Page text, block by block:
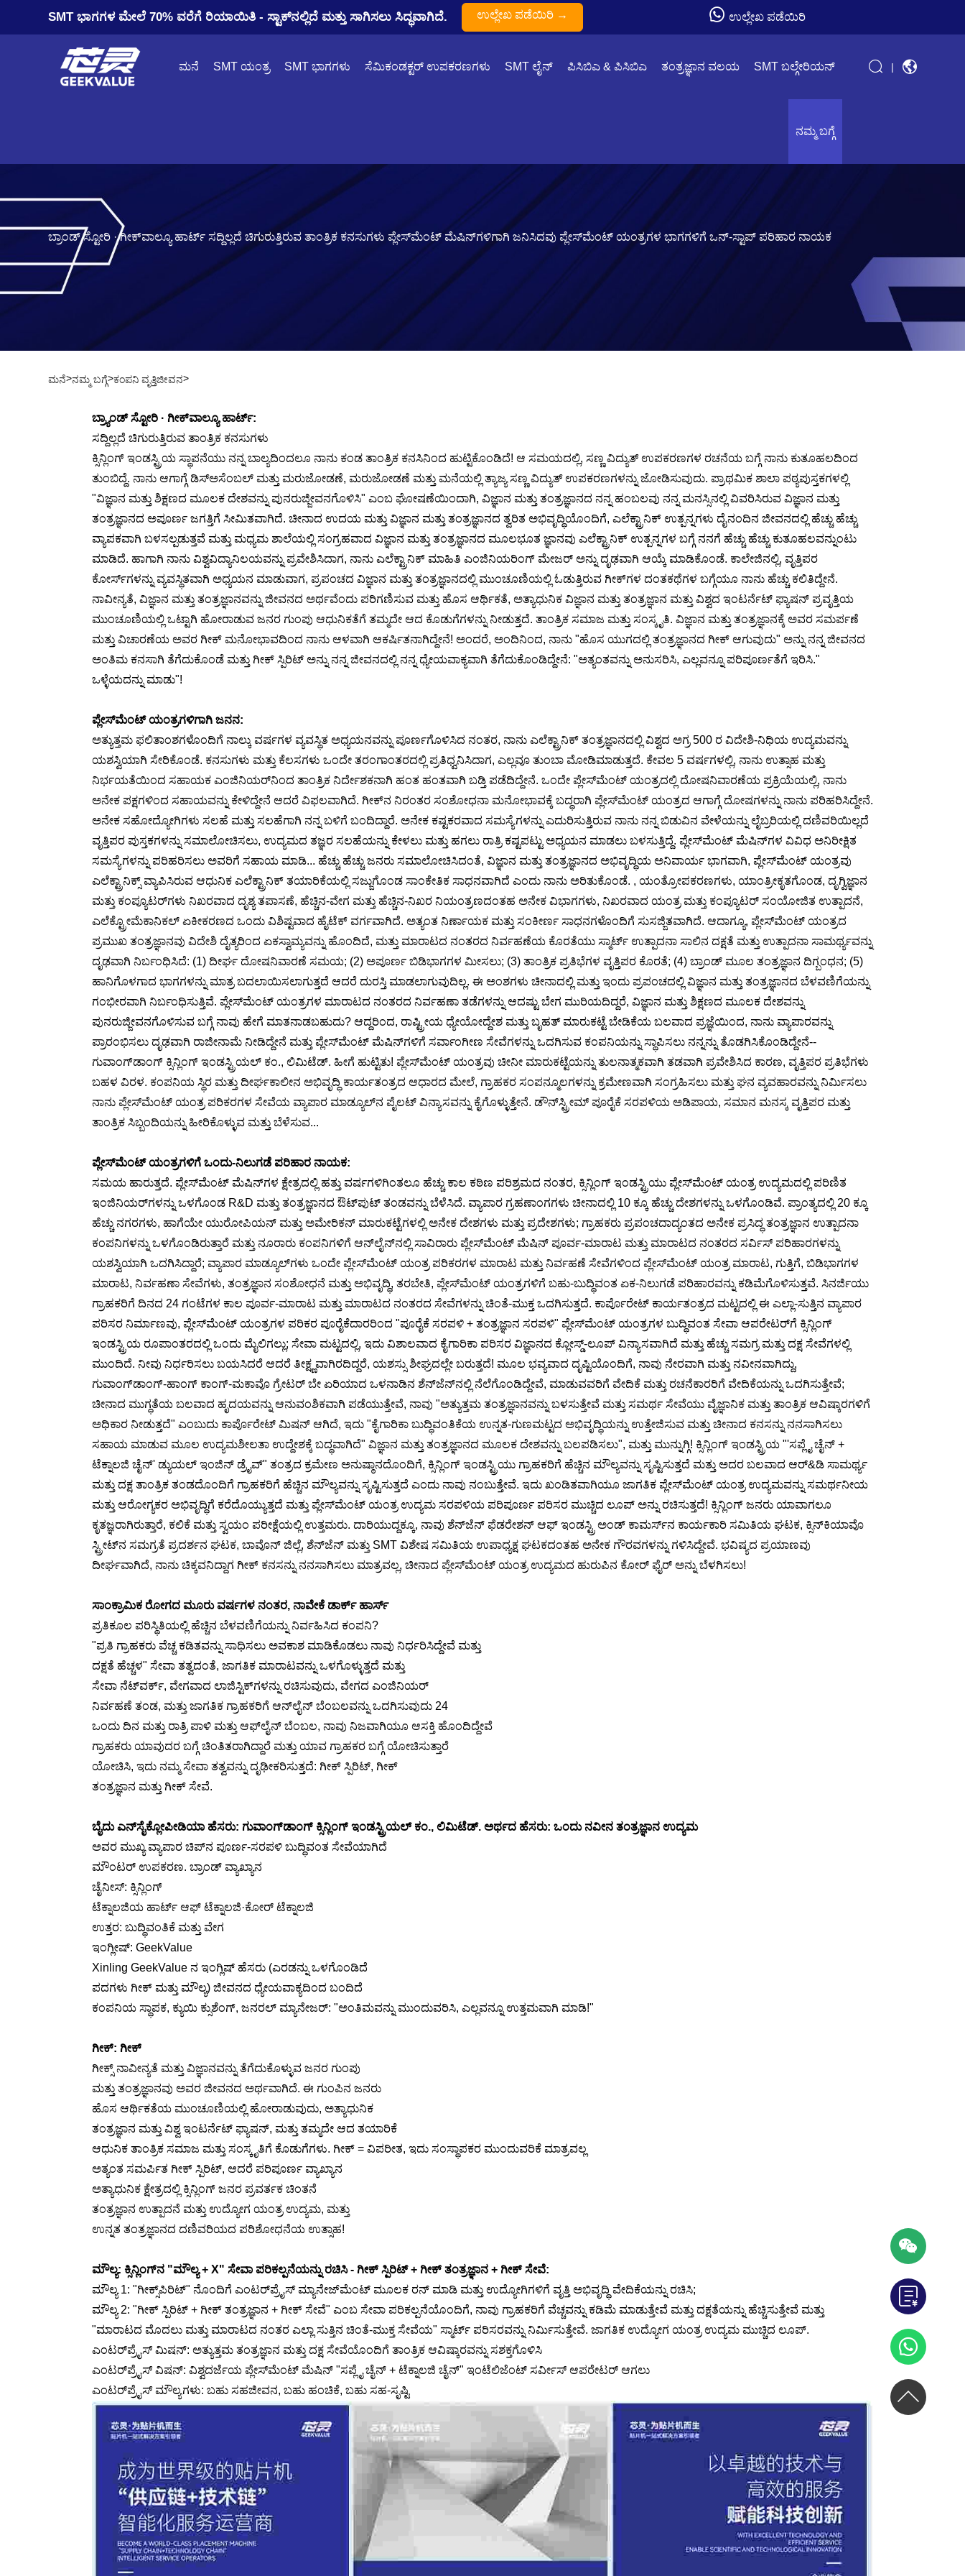
SMT ಭಾಗಗಳ ಮೇಲೆ 70% ವರೆಗೆ ರಿಯಾಯಿತಿ - ಸ್ಟಾಕ್‌ನಲ್ಲಿದೆ ಮತ್ತು ಸಾಗಿಸಲು ಸಿದ್ಧವಾಗಿದೆ. ಉಲ್ಲೇಖ ಪಡೆಯಿರಿ → ಉಲ್ಲೇಖ ಪಡೆಯಿರಿ
ಮನೆ SMT ಯಂತ್ರ SMT ಭಾಗಗಳು ಸೆಮಿಕಂಡಕ್ಟರ್ ಉಪಕರಣಗಳು SMT ಲೈನ್ ಪಿಸಿಬಿಎ & ಪಿಸಿಬಿಎ ತಂತ್ರಜ್ಞಾನ ವಲಯ SMT ಬಲ್ಗೇರಿಯನ್
ನಮ್ಮ ಬಗ್ಗೆ
|
ಬ್ರಾಂಡ್ ಸ್ಟೋರಿ · ಗೀಕ್‌ವಾಲ್ಯೂ ಹಾರ್ಟ್ ಸದ್ದಿಲ್ಲದೆ ಚಿಗುರುತ್ತಿರುವ ತಾಂತ್ರಿಕ ಕನಸುಗಳು ಪ್ಲೇಸ್‌ಮೆಂಟ್ ಮೆಷಿನ್‌ಗಳಿಗಾಗಿ ಜನಿಸಿದವು ಪ್ಲೇಸ್‌ಮೆಂಟ್ ಯಂತ್ರಗಳ ಭಾಗಗಳಿಗೆ ಒನ್-ಸ್ಟಾಪ್ ಪರಿಹಾರ ನಾಯಕ
ಮನೆ>ನಮ್ಮ ಬಗ್ಗೆ>ಕಂಪನಿ ವೃತ್ತಿಜೀವನ>
ಬ್ರ್ಯಾಂಡ್ ಸ್ಟೋರಿ · ಗೀಕ್‌ವಾಲ್ಯೂ ಹಾರ್ಟ್:
ಸದ್ದಿಲ್ಲದೆ ಚಿಗುರುತ್ತಿರುವ ತಾಂತ್ರಿಕ ಕನಸುಗಳು
ಕ್ಸಿನ್ಲಿಂಗ್ ಇಂಡಸ್ಟ್ರಿಯ ಸ್ಥಾಪನೆಯು ನನ್ನ ಬಾಲ್ಯದಿಂದಲೂ ನಾನು ಕಂಡ ತಾಂತ್ರಿಕ ಕನಸಿನಿಂದ ಹುಟ್ಟಿಕೊಂಡಿದೆ! ಆ ಸಮಯದಲ್ಲಿ, ಸಣ್ಣ ವಿದ್ಯುತ್ ಉಪಕರಣಗಳ ರಚನೆಯ ಬಗ್ಗೆ ನಾನು ಕುತೂಹಲದಿಂದ
ತುಂಬಿದ್ದೆ. ನಾನು ಆಗಾಗ್ಗೆ ಡಿಸ್ಅಸೆಂಬಲ್ ಮತ್ತು ಮರುಜೋಡಣೆ, ಮರುಜೋಡಣೆ ಮತ್ತು ಮನೆಯಲ್ಲಿ ತ್ಯಾಜ್ಯ ಸಣ್ಣ ವಿದ್ಯುತ್ ಉಪಕರಣಗಳನ್ನು ಜೋಡಿಸುವುದು. ಪ್ರಾಥಮಿಕ ಶಾಲಾ ಪಠ್ಯಪುಸ್ತಕಗಳಲ್ಲಿ
"ವಿಜ್ಞಾನ ಮತ್ತು ಶಿಕ್ಷಣದ ಮೂಲಕ ದೇಶವನ್ನು ಪುನರುಜ್ಜೀವನಗೊಳಿಸಿ" ಎಂಬ ಘೋಷಣೆಯಿಂದಾಗಿ, ವಿಜ್ಞಾನ ಮತ್ತು ತಂತ್ರಜ್ಞಾನದ ನನ್ನ ಹಂಬಲವು ನನ್ನ ಮನಸ್ಸಿನಲ್ಲಿ ವಿವರಿಸಿರುವ ವಿಜ್ಞಾನ ಮತ್ತು
ತಂತ್ರಜ್ಞಾನದ ಅಪೂರ್ಣ ಜಗತ್ತಿಗೆ ಸೀಮಿತವಾಗಿದೆ. ಚೀನಾದ ಉದಯ ಮತ್ತು ವಿಜ್ಞಾನ ಮತ್ತು ತಂತ್ರಜ್ಞಾನದ ತ್ವರಿತ ಅಭಿವೃದ್ಧಿಯೊಂದಿಗೆ, ಎಲೆಕ್ಟ್ರಾನಿಕ್ ಉತ್ಪನ್ನಗಳು ದೈನಂದಿನ ಜೀವನದಲ್ಲಿ ಹೆಚ್ಚು ಹೆಚ್ಚು
ವ್ಯಾಪಕವಾಗಿ ಬಳಸಲ್ಪಡುತ್ತವೆ ಮತ್ತು ಮಧ್ಯಮ ಶಾಲೆಯಲ್ಲಿ ಸಂಗ್ರಹವಾದ ವಿಜ್ಞಾನ ಮತ್ತು ತಂತ್ರಜ್ಞಾನದ ಮೂಲಭೂತ ಜ್ಞಾನವು ಎಲೆಕ್ಟ್ರಾನಿಕ್ ಉತ್ಪನ್ನಗಳ ಬಗ್ಗೆ ನನಗೆ ಹೆಚ್ಚು ಹೆಚ್ಚು ಕುತೂಹಲವನ್ನುಂಟು
ಮಾಡಿದೆ. ಹಾಗಾಗಿ ನಾನು ವಿಶ್ವವಿದ್ಯಾನಿಲಯವನ್ನು ಪ್ರವೇಶಿಸಿದಾಗ, ನಾನು ಎಲೆಕ್ಟ್ರಾನಿಕ್ ಮಾಹಿತಿ ಎಂಜಿನಿಯರಿಂಗ್ ಮೇಜರ್ ಅನ್ನು ದೃಢವಾಗಿ ಆಯ್ಕೆ ಮಾಡಿಕೊಂಡೆ. ಕಾಲೇಜಿನಲ್ಲಿ, ವೃತ್ತಿಪರ
ಕೋರ್ಸ್‌ಗಳನ್ನು ವ್ಯವಸ್ಥಿತವಾಗಿ ಅಧ್ಯಯನ ಮಾಡುವಾಗ, ಪ್ರಪಂಚದ ವಿಜ್ಞಾನ ಮತ್ತು ತಂತ್ರಜ್ಞಾನದಲ್ಲಿ ಮುಂಚೂಣಿಯಲ್ಲಿ ಓಡುತ್ತಿರುವ ಗೀಕ್‌ಗಳ ದಂತಕಥೆಗಳ ಬಗ್ಗೆಯೂ ನಾನು ಹೆಚ್ಚು ಕಲಿತಿದ್ದೇನೆ.
ನಾವೀನ್ಯತೆ, ವಿಜ್ಞಾನ ಮತ್ತು ತಂತ್ರಜ್ಞಾನವನ್ನು ಜೀವನದ ಅರ್ಥವೆಂದು ಪರಿಗಣಿಸುವ ಮತ್ತು ಹೊಸ ಆರ್ಥಿಕತೆ, ಅತ್ಯಾಧುನಿಕ ವಿಜ್ಞಾನ ಮತ್ತು ತಂತ್ರಜ್ಞಾನ ಮತ್ತು ವಿಶ್ವದ ಇಂಟರ್ನೆಟ್ ಫ್ಯಾಷನ್ ಪ್ರವೃತ್ತಿಯ
ಮುಂಚೂಣಿಯಲ್ಲಿ ಒಟ್ಟಾಗಿ ಹೋರಾಡುವ ಜನರ ಗುಂಪು ಆಧುನಿಕತೆಗೆ ತಮ್ಮದೇ ಆದ ಕೊಡುಗೆಗಳನ್ನು ನೀಡುತ್ತದೆ. ತಾಂತ್ರಿಕ ಸಮಾಜ ಮತ್ತು ಸಂಸ್ಕೃತಿ. ವಿಜ್ಞಾನ ಮತ್ತು ತಂತ್ರಜ್ಞಾನಕ್ಕೆ ಅವರ ಸಮರ್ಪಣೆ
ಮತ್ತು ವಿಚಾರಣೆಯ ಅವರ ಗೀಕ್ ಮನೋಭಾವದಿಂದ ನಾನು ಆಳವಾಗಿ ಆಕರ್ಷಿತನಾಗಿದ್ದೇನೆ! ಅಂದರೆ, ಅಂದಿನಿಂದ, ನಾನು "ಹೊಸ ಯುಗದಲ್ಲಿ ತಂತ್ರಜ್ಞಾನದ ಗೀಕ್ ಆಗುವುದು" ಅನ್ನು ನನ್ನ ಜೀವನದ
ಅಂತಿಮ ಕನಸಾಗಿ ತೆಗೆದುಕೊಂಡೆ ಮತ್ತು ಗೀಕ್ ಸ್ಪಿರಿಟ್ ಅನ್ನು ನನ್ನ ಜೀವನದಲ್ಲಿ ನನ್ನ ಧ್ಯೇಯವಾಕ್ಯವಾಗಿ ತೆಗೆದುಕೊಂಡಿದ್ದೇನೆ: "ಅತ್ಯಂತವನ್ನು ಅನುಸರಿಸಿ, ಎಲ್ಲವನ್ನೂ ಪರಿಪೂರ್ಣತೆಗೆ ಇರಿಸಿ."
ಒಳ್ಳೆಯದನ್ನು ಮಾಡು"!
ಪ್ಲೇಸ್‌ಮೆಂಟ್ ಯಂತ್ರಗಳಿಗಾಗಿ ಜನನ:
ಅತ್ಯುತ್ತಮ ಫಲಿತಾಂಶಗಳೊಂದಿಗೆ ನಾಲ್ಕು ವರ್ಷಗಳ ವ್ಯವಸ್ಥಿತ ಅಧ್ಯಯನವನ್ನು ಪೂರ್ಣಗೊಳಿಸಿದ ನಂತರ, ನಾನು ಎಲೆಕ್ಟ್ರಾನಿಕ್ ತಂತ್ರಜ್ಞಾನದಲ್ಲಿ ವಿಶ್ವದ ಅಗ್ರ 500 ರ ವಿದೇಶಿ-ನಿಧಿಯ ಉದ್ಯಮವನ್ನು
ಯಶಸ್ವಿಯಾಗಿ ಸೇರಿಕೊಂಡೆ. ಕನಸುಗಳು ಮತ್ತು ಕೆಲಸಗಳು ಒಂದೇ ತರಂಗಾಂತರದಲ್ಲಿ ಪ್ರತಿಧ್ವನಿಸಿದಾಗ, ಎಲ್ಲವೂ ತುಂಬಾ ಮೋಡಿಮಾಡುತ್ತದೆ. ಕೇವಲ 5 ವರ್ಷಗಳಲ್ಲಿ, ನಾನು ಉತ್ಸಾಹ ಮತ್ತು
ನಿರ್ಭಯತೆಯಿಂದ ಸಹಾಯಕ ಎಂಜಿನಿಯರ್‌ನಿಂದ ತಾಂತ್ರಿಕ ನಿರ್ದೇಶಕನಾಗಿ ಹಂತ ಹಂತವಾಗಿ ಬಡ್ತಿ ಪಡೆದಿದ್ದೇನೆ. ಒಂದೇ ಪ್ಲೇಸ್‌ಮೆಂಟ್ ಯಂತ್ರದಲ್ಲಿ ದೋಷನಿವಾರಣೆಯ ಪ್ರಕ್ರಿಯೆಯಲ್ಲಿ, ನಾನು
ಅನೇಕ ಪಕ್ಷಗಳಿಂದ ಸಹಾಯವನ್ನು ಕೇಳಿದ್ದೇನೆ ಆದರೆ ವಿಫಲವಾಗಿದೆ. ಗೀಕ್‌ನ ನಿರಂತರ ಸಂಶೋಧನಾ ಮನೋಭಾವಕ್ಕೆ ಬದ್ಧರಾಗಿ ಪ್ಲೇಸ್‌ಮೆಂಟ್ ಯಂತ್ರದ ಆಗಾಗ್ಗೆ ದೋಷಗಳನ್ನು ನಾನು ಪರಿಹರಿಸಿದ್ದೇನೆ.
ಅನೇಕ ಸಹೋದ್ಯೋಗಿಗಳು ಸಲಹೆ ಮತ್ತು ಸಲಹೆಗಾಗಿ ನನ್ನ ಬಳಿಗೆ ಬಂದಿದ್ದಾರೆ. ಅನೇಕ ಕಷ್ಟಕರವಾದ ಸಮಸ್ಯೆಗಳನ್ನು ಎದುರಿಸುತ್ತಿರುವ ನಾನು ನನ್ನ ಬಿಡುವಿನ ವೇಳೆಯನ್ನು ಲೈಬ್ರರಿಯಲ್ಲಿ ದಣಿವರಿಯಿಲ್ಲದೆ
ವೃತ್ತಿಪರ ಪುಸ್ತಕಗಳನ್ನು ಸಮಾಲೋಚಿಸಲು, ಉದ್ಯಮದ ತಜ್ಞರ ಸಲಹೆಯನ್ನು ಕೇಳಲು ಮತ್ತು ಹಗಲು ರಾತ್ರಿ ಕಷ್ಟಪಟ್ಟು ಅಧ್ಯಯನ ಮಾಡಲು ಬಳಸುತ್ತಿದ್ದೆ. ಪ್ಲೇಸ್‌ಮೆಂಟ್ ಮೆಷಿನ್‌ಗಳ ವಿವಿಧ ಅನಿರೀಕ್ಷಿತ
ಸಮಸ್ಯೆಗಳನ್ನು ಪರಿಹರಿಸಲು ಅವರಿಗೆ ಸಹಾಯ ಮಾಡಿ... ಹೆಚ್ಚು ಹೆಚ್ಚು ಜನರು ಸಮಾಲೋಚಿಸಿದಂತೆ, ವಿಜ್ಞಾನ ಮತ್ತು ತಂತ್ರಜ್ಞಾನದ ಅಭಿವೃದ್ಧಿಯ ಅನಿವಾರ್ಯ ಭಾಗವಾಗಿ, ಪ್ಲೇಸ್‌ಮೆಂಟ್ ಯಂತ್ರವು
ಎಲೆಕ್ಟ್ರಾನಿಕ್ಸ್ ವ್ಯಾಪಿಸಿರುವ ಆಧುನಿಕ ಎಲೆಕ್ಟ್ರಾನಿಕ್ ತಯಾರಿಕೆಯಲ್ಲಿ ಸಜ್ಜುಗೊಂಡ ಸಾಂಕೇತಿಕ ಸಾಧನವಾಗಿದೆ ಎಂದು ನಾನು ಅರಿತುಕೊಂಡೆ. , ಯಂತ್ರೋಪಕರಣಗಳು, ಯಾಂತ್ರೀಕೃತಗೊಂಡ, ದೃಗ್ವಿಜ್ಞಾನ
ಮತ್ತು ಕಂಪ್ಯೂಟರ್‌ಗಳು ನಿಖರವಾದ ದೃಶ್ಯ ತಪಾಸಣೆ, ಹೆಚ್ಚಿನ-ವೇಗ ಮತ್ತು ಹೆಚ್ಚಿನ-ನಿಖರ ನಿಯಂತ್ರಣದಂತಹ ಅನೇಕ ವಿಭಾಗಗಳು, ನಿಖರವಾದ ಯಂತ್ರ ಮತ್ತು ಕಂಪ್ಯೂಟರ್ ಸಂಯೋಜಿತ ಉತ್ಪಾದನೆ,
ಎಲೆಕ್ಟ್ರೋಮೆಕಾನಿಕಲ್ ಏಕೀಕರಣದ ಒಂದು ವಿಶಿಷ್ಟವಾದ ಹೈಟೆಕ್ ವರ್ಗವಾಗಿದೆ. ಅತ್ಯಂತ ನಿರ್ಣಾಯಕ ಮತ್ತು ಸಂಕೀರ್ಣ ಸಾಧನಗಳೊಂದಿಗೆ ಸುಸಜ್ಜಿತವಾಗಿದೆ. ಆದಾಗ್ಯೂ, ಪ್ಲೇಸ್‌ಮೆಂಟ್ ಯಂತ್ರದ
ಪ್ರಮುಖ ತಂತ್ರಜ್ಞಾನವು ವಿದೇಶಿ ದೈತ್ಯರಿಂದ ಏಕಸ್ವಾಮ್ಯವನ್ನು ಹೊಂದಿದೆ, ಮತ್ತು ಮಾರಾಟದ ನಂತರದ ನಿರ್ವಹಣೆಯ ಕೊರತೆಯು ಸ್ಮಾರ್ಟ್ ಉತ್ಪಾದನಾ ಸಾಲಿನ ದಕ್ಷತೆ ಮತ್ತು ಉತ್ಪಾದನಾ ಸಾಮರ್ಥ್ಯವನ್ನು
ದೃಢವಾಗಿ ನಿರ್ಬಂಧಿಸಿದೆ: (1) ದೀರ್ಘ ದೋಷನಿವಾರಣೆ ಸಮಯ; (2) ಅಪೂರ್ಣ ಬಿಡಿಭಾಗಗಳ ಮೀಸಲು; (3) ತಾಂತ್ರಿಕ ಪ್ರತಿಭೆಗಳ ವೃತ್ತಿಪರ ಕೊರತೆ; (4) ಬ್ರಾಂಡ್ ಮೂಲ ತಂತ್ರಜ್ಞಾನ ದಿಗ್ಬಂಧನ; (5)
ಹಾನಿಗೊಳಗಾದ ಭಾಗಗಳನ್ನು ಮಾತ್ರ ಬದಲಾಯಿಸಲಾಗುತ್ತದೆ ಆದರೆ ದುರಸ್ತಿ ಮಾಡಲಾಗುವುದಿಲ್ಲ. ಈ ಅಂಶಗಳು ಚೀನಾದಲ್ಲಿ ಮತ್ತು ಇಂದು ಪ್ರಪಂಚದಲ್ಲಿ ವಿಜ್ಞಾನ ಮತ್ತು ತಂತ್ರಜ್ಞಾನದ ಬೆಳವಣಿಗೆಯನ್ನು
ಗಂಭೀರವಾಗಿ ನಿರ್ಬಂಧಿಸುತ್ತಿವೆ. ಪ್ಲೇಸ್‌ಮೆಂಟ್ ಯಂತ್ರಗಳ ಮಾರಾಟದ ನಂತರದ ನಿರ್ವಹಣಾ ತಡೆಗಳನ್ನು ಆದಷ್ಟು ಬೇಗ ಮುರಿಯದಿದ್ದರೆ, ವಿಜ್ಞಾನ ಮತ್ತು ಶಿಕ್ಷಣದ ಮೂಲಕ ದೇಶವನ್ನು
ಪುನರುಜ್ಜೀವನಗೊಳಿಸುವ ಬಗ್ಗೆ ನಾವು ಹೇಗೆ ಮಾತನಾಡಬಹುದು? ಆದ್ದರಿಂದ, ರಾಷ್ಟ್ರೀಯ ಧ್ಯೇಯೋದ್ದೇಶ ಮತ್ತು ಬೃಹತ್ ಮಾರುಕಟ್ಟೆ ಬೇಡಿಕೆಯ ಬಲವಾದ ಪ್ರಜ್ಞೆಯಿಂದ, ನಾನು ವ್ಯಾಪಾರವನ್ನು
ಪ್ರಾರಂಭಿಸಲು ದೃಢವಾಗಿ ರಾಜೀನಾಮೆ ನೀಡಿದ್ದೇನೆ ಮತ್ತು ಪ್ಲೇಸ್‌ಮೆಂಟ್ ಮೆಷಿನ್‌ಗಳಿಗೆ ಸರ್ವಾಂಗೀಣ ಸೇವೆಗಳನ್ನು ಒದಗಿಸುವ ಕಂಪನಿಯನ್ನು ಸ್ಥಾಪಿಸಲು ನನ್ನನ್ನು ತೊಡಗಿಸಿಕೊಂಡಿದ್ದೇನೆ--
ಗುವಾಂಗ್‌ಡಾಂಗ್ ಕ್ಸಿನ್ಲಿಂಗ್ ಇಂಡಸ್ಟ್ರಿಯಲ್ ಕಂ., ಲಿಮಿಟೆಡ್. ಹೀಗೆ ಹುಟ್ಟಿತು! ಪ್ಲೇಸ್‌ಮೆಂಟ್ ಯಂತ್ರವು ಚೀನೀ ಮಾರುಕಟ್ಟೆಯನ್ನು ತುಲನಾತ್ಮಕವಾಗಿ ತಡವಾಗಿ ಪ್ರವೇಶಿಸಿದ ಕಾರಣ, ವೃತ್ತಿಪರ ಪ್ರತಿಭೆಗಳು
ಬಹಳ ವಿರಳ. ಕಂಪನಿಯ ಸ್ಥಿರ ಮತ್ತು ದೀರ್ಘಕಾಲೀನ ಅಭಿವೃದ್ಧಿ ಕಾರ್ಯತಂತ್ರದ ಆಧಾರದ ಮೇಲೆ, ಗ್ರಾಹಕರ ಸಂಪನ್ಮೂಲಗಳನ್ನು ಕ್ರಮೇಣವಾಗಿ ಸಂಗ್ರಹಿಸಲು ಮತ್ತು ಘನ ವ್ಯವಹಾರವನ್ನು ನಿರ್ಮಿಸಲು
ನಾನು ಪ್ಲೇಸ್‌ಮೆಂಟ್ ಯಂತ್ರ ಪರಿಕರಗಳ ಸೇವೆಯ ವ್ಯಾಪಾರ ಮಾಡ್ಯೂಲ್‌ನ ಪೈಲಟ್ ವಿನ್ಯಾಸವನ್ನು ಕೈಗೊಳ್ಳುತ್ತೇನೆ. ಡೌನ್‌ಸ್ಟ್ರೀಮ್ ಪೂರೈಕೆ ಸರಪಳಿಯ ಅಡಿಪಾಯ, ಸಮಾನ ಮನಸ್ಕ ವೃತ್ತಿಪರ ಮತ್ತು
ತಾಂತ್ರಿಕ ಸಿಬ್ಬಂದಿಯನ್ನು ಹೀರಿಕೊಳ್ಳುವ ಮತ್ತು ಬೆಳೆಸುವ...
ಪ್ಲೇಸ್‌ಮೆಂಟ್ ಯಂತ್ರಗಳಿಗೆ ಒಂದು-ನಿಲುಗಡೆ ಪರಿಹಾರ ನಾಯಕ:
ಸಮಯ ಹಾರುತ್ತದೆ. ಪ್ಲೇಸ್‌ಮೆಂಟ್ ಮೆಷಿನ್‌ಗಳ ಕ್ಷೇತ್ರದಲ್ಲಿ ಹತ್ತು ವರ್ಷಗಳಿಗಿಂತಲೂ ಹೆಚ್ಚು ಕಾಲ ಕಠಿಣ ಪರಿಶ್ರಮದ ನಂತರ, ಕ್ಸಿನ್ಲಿಂಗ್ ಇಂಡಸ್ಟ್ರಿಯು ಪ್ಲೇಸ್‌ಮೆಂಟ್ ಯಂತ್ರ ಉದ್ಯಮದಲ್ಲಿ ಪರಿಣಿತ
ಇಂಜಿನಿಯರ್‌ಗಳನ್ನು ಒಳಗೊಂಡ R&D ಮತ್ತು ತಂತ್ರಜ್ಞಾನದ ಔಟ್‌ಪುಟ್ ತಂಡವನ್ನು ಬೆಳೆಸಿದೆ. ವ್ಯಾಪಾರ ಗ್ರಹಣಾಂಗಗಳು ಚೀನಾದಲ್ಲಿ 10 ಕ್ಕೂ ಹೆಚ್ಚು ದೇಶಗಳನ್ನು ಒಳಗೊಂಡಿವೆ. ಪ್ರಾಂತ್ಯದಲ್ಲಿ 20 ಕ್ಕೂ
ಹೆಚ್ಚು ನಗರಗಳು, ಹಾಗೆಯೇ ಯುರೋಪಿಯನ್ ಮತ್ತು ಅಮೇರಿಕನ್ ಮಾರುಕಟ್ಟೆಗಳಲ್ಲಿ ಅನೇಕ ದೇಶಗಳು ಮತ್ತು ಪ್ರದೇಶಗಳು; ಗ್ರಾಹಕರು ಪ್ರಪಂಚದಾದ್ಯಂತದ ಅನೇಕ ಪ್ರಸಿದ್ಧ ತಂತ್ರಜ್ಞಾನ ಉತ್ಪಾದನಾ
ಕಂಪನಿಗಳನ್ನು ಒಳಗೊಂಡಿರುತ್ತಾರೆ ಮತ್ತು ನೂರಾರು ಕಂಪನಿಗಳಿಗೆ ಆನ್‌ಲೈನ್‌ನಲ್ಲಿ ಸಾವಿರಾರು ಪ್ಲೇಸ್‌ಮೆಂಟ್ ಮೆಷಿನ್ ಪೂರ್ವ-ಮಾರಾಟ ಮತ್ತು ಮಾರಾಟದ ನಂತರದ ಸರ್ವಿಸ್ ಪರಿಹಾರಗಳನ್ನು
ಯಶಸ್ವಿಯಾಗಿ ಒದಗಿಸಿದ್ದಾರೆ; ವ್ಯಾಪಾರ ಮಾಡ್ಯೂಲ್‌ಗಳು ಒಂದೇ ಪ್ಲೇಸ್‌ಮೆಂಟ್ ಯಂತ್ರ ಪರಿಕರಗಳ ಮಾರಾಟ ಮತ್ತು ನಿರ್ವಹಣೆ ಸೇವೆಗಳಿಂದ ಪ್ಲೇಸ್‌ಮೆಂಟ್ ಯಂತ್ರ ಮಾರಾಟ, ಗುತ್ತಿಗೆ, ಬಿಡಿಭಾಗಗಳ
ಮಾರಾಟ, ನಿರ್ವಹಣಾ ಸೇವೆಗಳು, ತಂತ್ರಜ್ಞಾನ ಸಂಶೋಧನೆ ಮತ್ತು ಅಭಿವೃದ್ಧಿ, ತರಬೇತಿ, ಪ್ಲೇಸ್‌ಮೆಂಟ್ ಯಂತ್ರಗಳಿಗೆ ಬಹು-ಬುದ್ಧಿವಂತ ಏಕ-ನಿಲುಗಡೆ ಪರಿಹಾರವನ್ನು ಕಡಿಮೆಗೊಳಿಸುತ್ತವೆ. ಸಿನರ್ಜಿಯು
ಗ್ರಾಹಕರಿಗೆ ದಿನದ 24 ಗಂಟೆಗಳ ಕಾಲ ಪೂರ್ವ-ಮಾರಾಟ ಮತ್ತು ಮಾರಾಟದ ನಂತರದ ಸೇವೆಗಳನ್ನು ಚಿಂತೆ-ಮುಕ್ತ ಒದಗಿಸುತ್ತದೆ. ಕಾರ್ಪೊರೇಟ್ ಕಾರ್ಯತಂತ್ರದ ಮಟ್ಟದಲ್ಲಿ ಈ ಎಲ್ಲಾ-ಸುತ್ತಿನ ವ್ಯಾಪಾರ
ಪರಿಸರ ನಿರ್ಮಾಣವು, ಪ್ಲೇಸ್‌ಮೆಂಟ್ ಯಂತ್ರಗಳ ಪರಿಕರ ಪೂರೈಕೆದಾರರಿಂದ "ಪೂರೈಕೆ ಸರಪಳಿ + ತಂತ್ರಜ್ಞಾನ ಸರಪಳಿ" ಪ್ಲೇಸ್‌ಮೆಂಟ್ ಯಂತ್ರಗಳ ಬುದ್ಧಿವಂತ ಸೇವಾ ಆಪರೇಟರ್‌ಗೆ ಕ್ಸಿನ್ಲಿಂಗ್
ಇಂಡಸ್ಟ್ರಿಯ ರೂಪಾಂತರದಲ್ಲಿ ಒಂದು ಮೈಲಿಗಲ್ಲು; ಸೇವಾ ಮಟ್ಟದಲ್ಲಿ, ಇದು ವಿಶಾಲವಾದ ಕೈಗಾರಿಕಾ ಪರಿಸರ ವಿಜ್ಞಾನದ ಕ್ಲೋಸ್ಡ್-ಲೂಪ್ ವಿನ್ಯಾಸವಾಗಿದೆ ಮತ್ತು ಹೆಚ್ಚು ಸಮಗ್ರ ಮತ್ತು ದಕ್ಷ ಸೇವೆಗಳಲ್ಲಿ
ಮುಂದಿದೆ. ನೀವು ನಿರ್ಧರಿಸಲು ಬಯಸಿದರೆ ಆದರೆ ತೀಕ್ಷ್ಣವಾಗಿರದಿದ್ದರೆ, ಯಶಸ್ಸು ಶೀಘ್ರದಲ್ಲೇ ಬರುತ್ತದೆ! ಮೂಲ ಭವ್ಯವಾದ ದೃಷ್ಟಿಯೊಂದಿಗೆ, ನಾವು ನೇರವಾಗಿ ಮತ್ತು ನವೀನವಾಗಿದ್ದು,
ಗುವಾಂಗ್‌ಡಾಂಗ್-ಹಾಂಗ್ ಕಾಂಗ್-ಮಕಾವೊ ಗ್ರೇಟರ್ ಬೇ ಏರಿಯಾದ ಒಳನಾಡಿನ ಶೆನ್‌ಜೆನ್‌ನಲ್ಲಿ ನೆಲೆಗೊಂಡಿದ್ದೇವೆ, ಮಾಡುವವರಿಗೆ ವೇದಿಕೆ ಮತ್ತು ರಚನೆಕಾರರಿಗೆ ವೇದಿಕೆಯನ್ನು ಒದಗಿಸುತ್ತೇವೆ;
ಚೀನಾದ ಮುಗ್ಧತೆಯ ಬಲವಾದ ಹೃದಯವನ್ನು ಆನುವಂಶಿಕವಾಗಿ ಪಡೆಯುತ್ತೇವೆ, ನಾವು "ಅತ್ಯುತ್ತಮ ತಂತ್ರಜ್ಞಾನವನ್ನು ಬಳಸುತ್ತೇವೆ ಮತ್ತು ಸಮರ್ಥ ಸೇವೆಯು ವೈಜ್ಞಾನಿಕ ಮತ್ತು ತಾಂತ್ರಿಕ ಆವಿಷ್ಕಾರಗಳಿಗೆ
ಅಧಿಕಾರ ನೀಡುತ್ತದೆ" ಎಂಬುದು ಕಾರ್ಪೊರೇಟ್ ಮಿಷನ್ ಆಗಿದೆ, ಇದು "ಕೈಗಾರಿಕಾ ಬುದ್ಧಿವಂತಿಕೆಯ ಉನ್ನತ-ಗುಣಮಟ್ಟದ ಅಭಿವೃದ್ಧಿಯನ್ನು ಉತ್ತೇಜಿಸುವ ಮತ್ತು ಚೀನಾದ ಕನಸನ್ನು ನನಸಾಗಿಸಲು
ಸಹಾಯ ಮಾಡುವ ಮೂಲ ಉದ್ಯಮಶೀಲತಾ ಉದ್ದೇಶಕ್ಕೆ ಬದ್ಧವಾಗಿದೆ" ವಿಜ್ಞಾನ ಮತ್ತು ತಂತ್ರಜ್ಞಾನದ ಮೂಲಕ ದೇಶವನ್ನು ಬಲಪಡಿಸಲು", ಮತ್ತು ಮುನ್ನುಗ್ಗಿ! ಕ್ಸಿನ್ಲಿಂಗ್ ಇಂಡಸ್ಟ್ರಿಯ "'ಸಪ್ಲೈ ಚೈನ್ +
ಟೆಕ್ನಾಲಜಿ ಚೈನ್' ಡ್ಯುಯಲ್ ಇಂಜಿನ್ ಡ್ರೈವ್" ತಂತ್ರದ ಕ್ರಮೇಣ ಅನುಷ್ಠಾನದೊಂದಿಗೆ, ಕ್ಸಿನ್ಲಿಂಗ್ ಇಂಡಸ್ಟ್ರಿಯು ಗ್ರಾಹಕರಿಗೆ ಹೆಚ್ಚಿನ ಮೌಲ್ಯವನ್ನು ಸೃಷ್ಟಿಸುತ್ತದೆ ಮತ್ತು ಅದರ ಬಲವಾದ ಆರ್&ಡಿ ಸಾಮರ್ಥ್ಯ
ಮತ್ತು ದಕ್ಷ ತಾಂತ್ರಿಕ ತಂಡದೊಂದಿಗೆ ಗ್ರಾಹಕರಿಗೆ ಹೆಚ್ಚಿನ ಮೌಲ್ಯವನ್ನು ಸೃಷ್ಟಿಸುತ್ತದೆ ಎಂದು ನಾವು ನಂಬುತ್ತೇವೆ. ಇದು ಖಂಡಿತವಾಗಿಯೂ ಜಾಗತಿಕ ಪ್ಲೇಸ್‌ಮೆಂಟ್ ಯಂತ್ರ ಉದ್ಯಮವನ್ನು ಸಮರ್ಥನೀಯ
ಮತ್ತು ಆರೋಗ್ಯಕರ ಅಭಿವೃದ್ಧಿಗೆ ಕರೆದೊಯ್ಯುತ್ತದೆ ಮತ್ತು ಪ್ಲೇಸ್‌ಮೆಂಟ್ ಯಂತ್ರ ಉದ್ಯಮ ಸರಪಳಿಯ ಪರಿಪೂರ್ಣ ಪರಿಸರ ಮುಚ್ಚಿದ ಲೂಪ್ ಅನ್ನು ರಚಿಸುತ್ತದೆ! ಕ್ಸಿನ್ಲಿಂಗ್ ಜನರು ಯಾವಾಗಲೂ
ಕೃತಜ್ಞರಾಗಿರುತ್ತಾರೆ, ಕಲಿಕೆ ಮತ್ತು ಸ್ವಯಂ ಪರೀಕ್ಷೆಯಲ್ಲಿ ಉತ್ತಮರು. ದಾರಿಯುದ್ದಕ್ಕೂ, ನಾವು ಶೆನ್‌ಜೆನ್ ಫೆಡರೇಶನ್ ಆಫ್ ಇಂಡಸ್ಟ್ರಿ ಅಂಡ್ ಕಾಮರ್ಸ್‌ನ ಕಾರ್ಯಕಾರಿ ಸಮಿತಿಯ ಘಟಕ, ಕ್ಸಿನ್‌ಕಿಯಾವೊ
ಸ್ಟ್ರೀಟ್‌ನ ಸಮಗ್ರತೆ ಪ್ರದರ್ಶನ ಘಟಕ, ಬಾವೊನ್ ಜಿಲ್ಲೆ, ಶೆನ್‌ಜೆನ್ ಮತ್ತು SMT ವಿಶೇಷ ಸಮಿತಿಯ ಉಪಾಧ್ಯಕ್ಷ ಘಟಕದಂತಹ ಅನೇಕ ಗೌರವಗಳನ್ನು ಗಳಿಸಿದ್ದೇವೆ. ಭವಿಷ್ಯದ ಪ್ರಯಾಣವು
ದೀರ್ಘವಾಗಿದೆ, ನಾನು ಚಿಕ್ಕವನಿದ್ದಾಗ ಗೀಕ್ ಕನಸನ್ನು ನನಸಾಗಿಸಲು ಮಾತ್ರವಲ್ಲ, ಚೀನಾದ ಪ್ಲೇಸ್‌ಮೆಂಟ್ ಯಂತ್ರ ಉದ್ಯಮದ ಹುರುಪಿನ ಕೋರ್ ಫೈರ್ ಅನ್ನು ಬೆಳಗಿಸಲು!
ಸಾಂಕ್ರಾಮಿಕ ರೋಗದ ಮೂರು ವರ್ಷಗಳ ನಂತರ, ನಾವೇಕೆ ಡಾರ್ಕ್ ಹಾರ್ಸ್
ಪ್ರತಿಕೂಲ ಪರಿಸ್ಥಿತಿಯಲ್ಲಿ ಹೆಚ್ಚಿನ ಬೆಳವಣಿಗೆಯನ್ನು ನಿರ್ವಹಿಸಿದ ಕಂಪನಿ?
"ಪ್ರತಿ ಗ್ರಾಹಕರು ವೆಚ್ಚ ಕಡಿತವನ್ನು ಸಾಧಿಸಲು ಅವಕಾಶ ಮಾಡಿಕೊಡಲು ನಾವು ನಿರ್ಧರಿಸಿದ್ದೇವೆ ಮತ್ತು
ದಕ್ಷತೆ ಹೆಚ್ಚಳ" ಸೇವಾ ತತ್ವದಂತೆ, ಜಾಗತಿಕ ಮಾರಾಟವನ್ನು ಒಳಗೊಳ್ಳುತ್ತದೆ ಮತ್ತು
ಸೇವಾ ನೆಟ್‌ವರ್ಕ್, ವೇಗವಾದ ಲಾಜಿಸ್ಟಿಕ್‌ಗಳನ್ನು ರಚಿಸುವುದು, ವೇಗದ ಎಂಜಿನಿಯರ್
ನಿರ್ವಹಣೆ ತಂಡ, ಮತ್ತು ಜಾಗತಿಕ ಗ್ರಾಹಕರಿಗೆ ಆನ್‌ಲೈನ್ ಬೆಂಬಲವನ್ನು ಒದಗಿಸುವುದು 24
ಒಂದು ದಿನ ಮತ್ತು ರಾತ್ರಿ ಪಾಳಿ ಮತ್ತು ಆಫ್‌ಲೈನ್ ಬೆಂಬಲ, ನಾವು ನಿಜವಾಗಿಯೂ ಆಸಕ್ತಿ ಹೊಂದಿದ್ದೇವೆ
ಗ್ರಾಹಕರು ಯಾವುದರ ಬಗ್ಗೆ ಚಿಂತಿತರಾಗಿದ್ದಾರೆ ಮತ್ತು ಯಾವ ಗ್ರಾಹಕರ ಬಗ್ಗೆ ಯೋಚಿಸುತ್ತಾರೆ
ಯೋಚಿಸಿ, ಇದು ನಮ್ಮ ಸೇವಾ ತತ್ವವನ್ನು ದೃಢೀಕರಿಸುತ್ತದೆ: ಗೀಕ್ ಸ್ಪಿರಿಟ್, ಗೀಕ್
ತಂತ್ರಜ್ಞಾನ ಮತ್ತು ಗೀಕ್ ಸೇವೆ.
ಬೈದು ಎನ್‌ಸೈಕ್ಲೋಪೀಡಿಯಾ ಹೆಸರು: ಗುವಾಂಗ್‌ಡಾಂಗ್ ಕ್ಸಿನ್ಲಿಂಗ್ ಇಂಡಸ್ಟ್ರಿಯಲ್ ಕಂ., ಲಿಮಿಟೆಡ್. ಅರ್ಥದ ಹೆಸರು: ಒಂದು ನವೀನ ತಂತ್ರಜ್ಞಾನ ಉದ್ಯಮ
ಅವರ ಮುಖ್ಯ ವ್ಯಾಪಾರ ಚಿಪ್‌ನ ಪೂರ್ಣ-ಸರಪಳಿ ಬುದ್ಧಿವಂತ ಸೇವೆಯಾಗಿದೆ
ಮೌಂಟರ್ ಉಪಕರಣ. ಬ್ರಾಂಡ್ ವ್ಯಾಖ್ಯಾನ
ಚೈನೀಸ್: ಕ್ಸಿನ್ಲಿಂಗ್
ಟೆಕ್ನಾಲಜಿಯ ಹಾರ್ಟ್ ಆಫ್ ಟೆಕ್ನಾಲಜಿ·ಕೋರ್ ಟೆಕ್ನಾಲಜಿ
ಉತ್ತರ: ಬುದ್ಧಿವಂತಿಕೆ ಮತ್ತು ವೇಗ
ಇಂಗ್ಲೀಷ್: GeekValue
Xinling GeekValue ನ ಇಂಗ್ಲಿಷ್ ಹೆಸರು (ಎರಡನ್ನು ಒಳಗೊಂಡಿದೆ
ಪದಗಳು ಗೀಕ್ ಮತ್ತು ಮೌಲ್ಯ) ಜೀವನದ ಧ್ಯೇಯವಾಕ್ಯದಿಂದ ಬಂದಿದೆ
ಕಂಪನಿಯ ಸ್ಥಾಪಕ, ಕ್ಯುಯಿ ಕ್ಸುಶೆಂಗ್, ಜನರಲ್ ಮ್ಯಾನೇಜರ್: "ಅಂತಿಮವನ್ನು ಮುಂದುವರಿಸಿ, ಎಲ್ಲವನ್ನೂ ಉತ್ತಮವಾಗಿ ಮಾಡಿ!"
ಗೀಕ್: ಗೀಕ್
ಗೀಕ್ಸ್ ನಾವೀನ್ಯತೆ ಮತ್ತು ವಿಜ್ಞಾನವನ್ನು ತೆಗೆದುಕೊಳ್ಳುವ ಜನರ ಗುಂಪು
ಮತ್ತು ತಂತ್ರಜ್ಞಾನವು ಅವರ ಜೀವನದ ಅರ್ಥವಾಗಿದೆ. ಈ ಗುಂಪಿನ ಜನರು
ಹೊಸ ಆರ್ಥಿಕತೆಯ ಮುಂಚೂಣಿಯಲ್ಲಿ ಹೋರಾಡುವುದು, ಅತ್ಯಾಧುನಿಕ
ತಂತ್ರಜ್ಞಾನ ಮತ್ತು ವಿಶ್ವ ಇಂಟರ್ನೆಟ್ ಫ್ಯಾಷನ್, ಮತ್ತು ತಮ್ಮದೇ ಆದ ತಯಾರಿಕೆ
ಆಧುನಿಕ ತಾಂತ್ರಿಕ ಸಮಾಜ ಮತ್ತು ಸಂಸ್ಕೃತಿಗೆ ಕೊಡುಗೆಗಳು. ಗೀಕ್ = ವಿಪರೀತ, ಇದು ಸಂಸ್ಥಾಪಕರ ಮುಂದುವರಿಕೆ ಮಾತ್ರವಲ್ಲ
ಅತ್ಯಂತ ಸಮರ್ಪಿತ ಗೀಕ್ ಸ್ಪಿರಿಟ್, ಆದರೆ ಪರಿಪೂರ್ಣ ವ್ಯಾಖ್ಯಾನ
ಅತ್ಯಾಧುನಿಕ ಕ್ಷೇತ್ರದಲ್ಲಿ ಕ್ಸಿನ್ಲಿಂಗ್ ಜನರ ಪ್ರವರ್ತಕ ಚಿಂತನೆ
ತಂತ್ರಜ್ಞಾನ ಉತ್ಪಾದನೆ ಮತ್ತು ಉದ್ಯೋಗ ಯಂತ್ರ ಉದ್ಯಮ, ಮತ್ತು
ಉನ್ನತ ತಂತ್ರಜ್ಞಾನದ ದಣಿವರಿಯದ ಪರಿಶೋಧನೆಯ ಉತ್ಸಾಹ!
ಮೌಲ್ಯ: ಕ್ಸಿನ್ಲಿಂಗ್‌ನ "ಮೌಲ್ಯ + X" ಸೇವಾ ಪರಿಕಲ್ಪನೆಯನ್ನು ರಚಿಸಿ - ಗೀಕ್ ಸ್ಪಿರಿಟ್ + ಗೀಕ್ ತಂತ್ರಜ್ಞಾನ + ಗೀಕ್ ಸೇವೆ:
ಮೌಲ್ಯ 1: "ಗೀಕ್ಸ್‌ಪಿರಿಟ್" ನೊಂದಿಗೆ ಎಂಟರ್‌ಪ್ರೈಸ್ ಮ್ಯಾನೇಜ್‌ಮೆಂಟ್ ಮೂಲಕ ರನ್ ಮಾಡಿ ಮತ್ತು ಉದ್ಯೋಗಿಗಳಿಗೆ ವೃತ್ತಿ ಅಭಿವೃದ್ಧಿ ವೇದಿಕೆಯನ್ನು ರಚಿಸಿ;
ಮೌಲ್ಯ 2: "ಗೀಕ್ ಸ್ಪಿರಿಟ್ + ಗೀಕ್ ತಂತ್ರಜ್ಞಾನ + ಗೀಕ್ ಸೇವೆ" ಎಂಬ ಸೇವಾ ಪರಿಕಲ್ಪನೆಯೊಂದಿಗೆ, ನಾವು ಗ್ರಾಹಕರಿಗೆ ವೆಚ್ಚವನ್ನು ಕಡಿಮೆ ಮಾಡುತ್ತೇವೆ ಮತ್ತು ದಕ್ಷತೆಯನ್ನು ಹೆಚ್ಚಿಸುತ್ತೇವೆ ಮತ್ತು
"ಮಾರಾಟದ ಮೊದಲು ಮತ್ತು ಮಾರಾಟದ ನಂತರ ಎಲ್ಲಾ ಸುತ್ತಿನ ಚಿಂತೆ-ಮುಕ್ತ ಸೇವೆಯ" ಸ್ಮಾರ್ಟ್ ಪರಿಸರವನ್ನು ನಿರ್ಮಿಸುತ್ತೇವೆ. ಜಾಗತಿಕ ಉದ್ಯೋಗ ಯಂತ್ರ ಉದ್ಯಮ ಮುಚ್ಚಿದ ಲೂಪ್.
ಎಂಟರ್‌ಪ್ರೈಸ್ ಮಿಷನ್: ಅತ್ಯುತ್ತಮ ತಂತ್ರಜ್ಞಾನ ಮತ್ತು ದಕ್ಷ ಸೇವೆಯೊಂದಿಗೆ ತಾಂತ್ರಿಕ ಆವಿಷ್ಕಾರವನ್ನು ಸಶಕ್ತಗೊಳಿಸಿ
ಎಂಟರ್‌ಪ್ರೈಸ್ ವಿಷನ್: ವಿಶ್ವದರ್ಜೆಯ ಪ್ಲೇಸ್‌ಮೆಂಟ್ ಮೆಷಿನ್ "ಸಪ್ಲೈ ಚೈನ್ + ಟೆಕ್ನಾಲಜಿ ಚೈನ್" ಇಂಟೆಲಿಜೆಂಟ್ ಸರ್ವೀಸ್ ಆಪರೇಟರ್ ಆಗಲು
ಎಂಟರ್‌ಪ್ರೈಸ್ ಮೌಲ್ಯಗಳು: ಬಹು ಸಹಜೀವನ, ಬಹು ಹಂಚಿಕೆ, ಬಹು ಸಹ-ಸೃಷ್ಟಿ